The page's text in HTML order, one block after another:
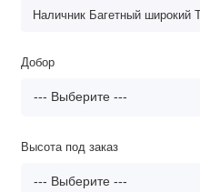
Наличник Багетный широкий
Добор
Высота под заказ